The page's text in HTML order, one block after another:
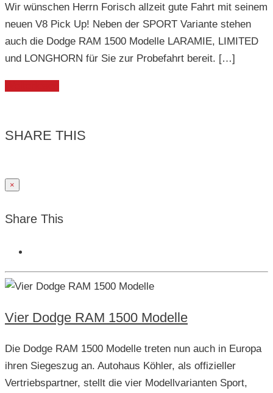
Wir wünschen Herrn Forisch allzeit gute Fahrt mit seinem
neuen V8 Pick Up! Neben der SPORT Variante stehen
auch die Dodge RAM 1500 Modelle LARAMIE, LIMITED
und LONGHORN für Sie zur Probefahrt bereit. […]
SHARE THIS
×
Share This
Vier Dodge RAM 1500 Modelle
Die Dodge RAM 1500 Modelle treten nun auch in Europa
ihren Siegeszug an. Autohaus Köhler, als offizieller
Vertriebspartner, stellt die vier Modellvarianten Sport,